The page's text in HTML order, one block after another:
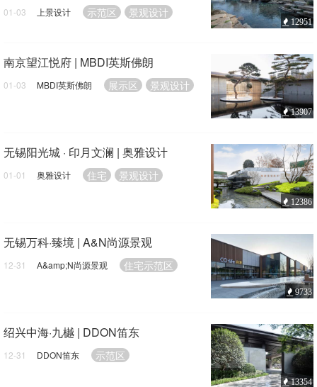
01-03 上景设计 示范区 景观设计
12951
南京望江悦府 | MBDI英斯佛朗
01-03 MBDI英斯佛朗 展示区 景观设计
13907
无锡阳光城 · 印月文澜 | 奥雅设计
01-01 奥雅设计 住宅 景观设计
12386
无锡万科·臻境 | A&N尚源景观
12-31 A&amp;N尚源景观 住宅示范区
9733
绍兴中海·九樾 | DDON笛东
12-31 DDON笛东 示范区
13354